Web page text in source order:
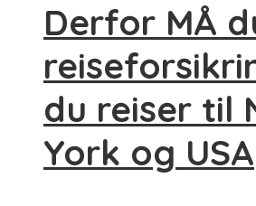
Derfor MÅ
du reiser til
York og USA